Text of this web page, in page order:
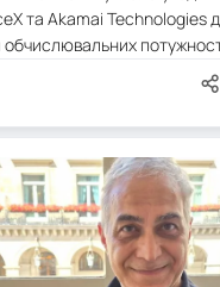
та Akamai Technologies